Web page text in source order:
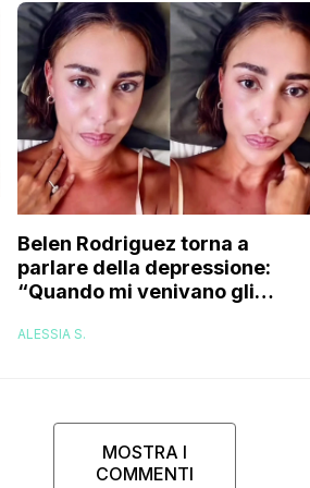
Belen Rodriguez torna a
parlare della depressione:
“Quando mi venivano gli
psicofarmaci, non riuscivo a…”
ALESSIA S.
MOSTRA I
COMMENTI